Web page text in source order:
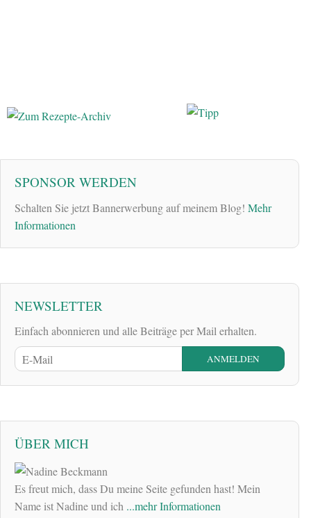
SPONSOR WERDEN
Schalten Sie jetzt Bannerwerbung auf meinem Blog! Mehr
Informationen
NEWSLETTER
Einfach abonnieren und alle Beiträge per Mail erhalten.
ÜBER MICH
Es freut mich, dass Du meine Seite gefunden hast! Mein
Name ist Nadine und ich ...mehr Informationen